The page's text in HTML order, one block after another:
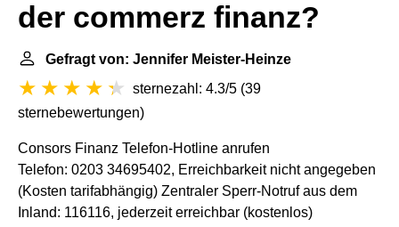
der commerz finanz?
Gefragt von: Jennifer Meister-Heinze
sternezahl: 4.3/5 (39
sternebewertungen)
Consors Finanz Telefon-Hotline anrufen
Telefon: 0203 34695402, Erreichbarkeit nicht angegeben
(Kosten tarifabhängig) Zentraler Sperr-Notruf aus dem
Inland: 116116, jederzeit erreichbar (kostenlos)